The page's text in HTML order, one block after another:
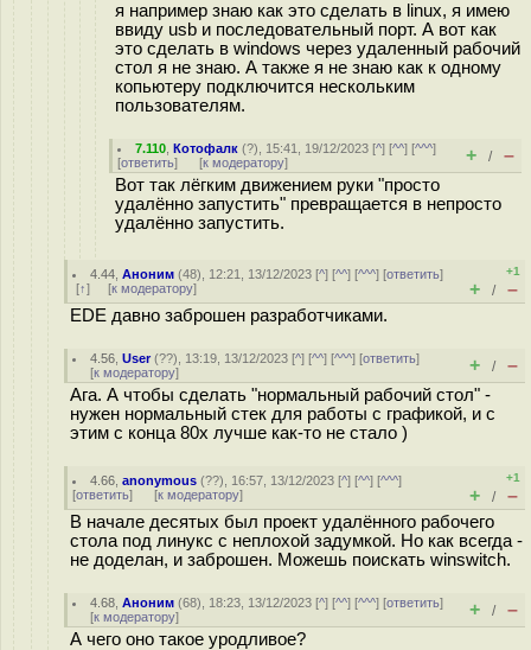
я например знаю как это сделать в linux, я имею
ввиду usb и последовательный порт. А вот как
это сделать в windows через удаленный рабочий
стол я не знаю. А также я не знаю как к одному
копьютеру подключится нескольким
пользователям.
7.110 ,Котофалк (?), 15:41, 19/12/2023 [^] [^^] [^^^]
[ответить] [к модератору] + / –
Вот так лёгким движением руки "просто
удалённо запустить" превращается в непросто
удалённо запустить.
4.44 ,Аноним (48), 12:21, 13/12/2023 [^] [^^] [^^^] [ответить]
[↑] [к модератору]
+1
+ / –
EDE давно заброшен разработчиками.
4.56 ,User(??), 13:19, 13/12/2023 [^] [^^] [^^^] [ответить]
[к модератору] + / –
Ага. А чтобы сделать "нормальный рабочий стол" -
нужен нормальный стек для работы с графикой, и с
этим с конца 80х лучше как-то не стало )
4.66 ,anonymous (??), 16:57, 13/12/2023 [^] [^^] [^^^]
[ответить] [к модератору]
+1
+ / –
В начале десятых был проект удалённого рабочего
стола под линукс с неплохой задумкой. Но как всегда -
не доделан, и заброшен. Можешь поискать winswitch.
4.68 ,Аноним (68), 18:23, 13/12/2023 [^] [^^] [^^^] [ответить]
[к модератору] + / –
А чего оно такое уродливое?